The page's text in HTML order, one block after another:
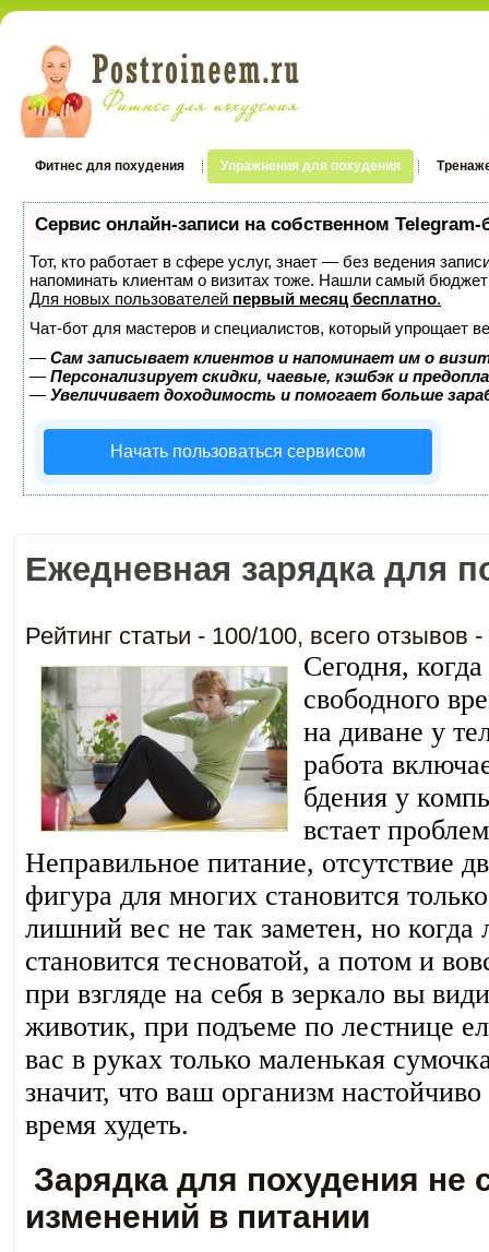
Фитнес для похудения Упражнения для похудения
Сервис онлайн-записи на собственном Telegram-
Тот, кто работает в сфере услуг, знает — без ведения
напоминать клиентам о визитах тоже. Нашли самый
Для новых пользователей первый месяц бесплатно.
Чат-бот для мастеров и специалистов, который упрощает
— Сам записывает клиентов и напоминает им о
— Персонализирует скидки, чаевые, кэшбэк и
— Увеличивает доходимость и помогает больше
Начать пользоваться сервисом
Ежедневная зарядка для
Рейтинг статьи - 100/100, всего отзывов -
Сегодня,
свободного
на диване у
работа
бдения у
встает
Неправильное питание, отсутствие
фигура для многих становится
лишний вес не так заметен, но
становится тесноватой, а потом и
при взгляде на себя в зеркало вы
животик, при подъеме по лестнице
вас в руках только маленькая
значит, что ваш организм
время худеть.
Зарядка для похудения не
изменений в питании